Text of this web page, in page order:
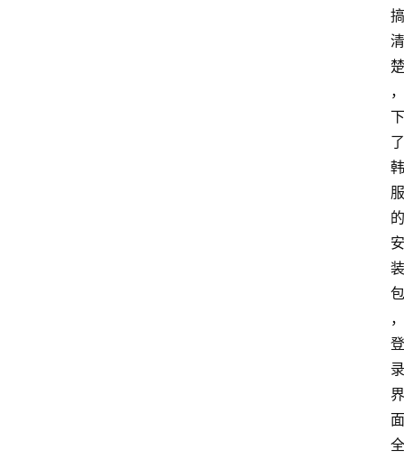
搞
清
楚
，
下
了
韩
服
的
安
装
包
，
登
录
界
面
全